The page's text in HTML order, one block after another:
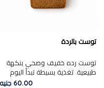
توست بالردة
توست رده خفيف وصحي بنكهة
طبيعية. تغذية بسيطة تبدأ اليوم
60.00 جنيه